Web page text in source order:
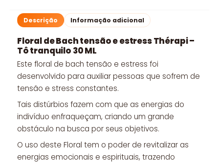
Descrição Informação adicional
Floral de Bach tensão e estress Thérapi –
Tô tranquilo 30 ML
Este floral de bach tensão e estress foi
desenvolvido para auxiliar pessoas que sofrem de
tensão e stress constantes.
Tais distúrbios fazem com que as energias do
indivíduo enfraqueçam, criando um grande
obstáculo na busca por seus objetivos.
O uso deste Floral tem o poder de revitalizar as
energias emocionais e espirituais, trazendo